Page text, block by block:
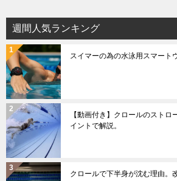
週間人気ランキング
スイマーの為の水泳用スマート
【動画付き】クロールのストロ
イントで解説。
クロールで下半身が沈む理由。